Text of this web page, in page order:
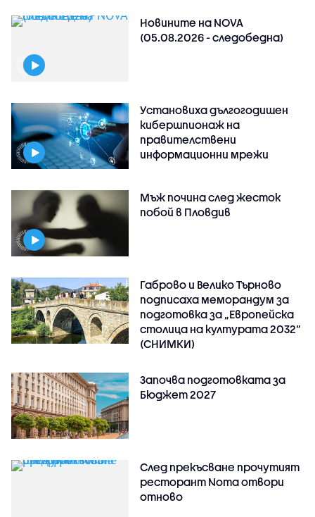
Новините на NOVA
(05.08.2026 - следобедна)
Установиха дългогодишен
кибершпионаж на
правителствени
информационни мрежи
Мъж почина след жесток
побой в Пловдив
Габрово и Велико Търново
подписаха меморандум за
подготовка за „Европейска
столица на културата 2032“
(СНИМКИ)
Започва подготовката за
Бюджет 2027
След прекъсване прочутият
ресторант Noma отвори
отново